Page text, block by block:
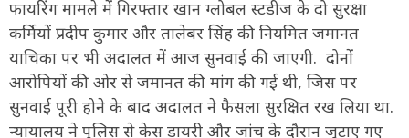
फायरिंग मामले में गिरफ्तार खान ग्लोबल स्टडीज के दो सुरक्षा
कर्मियों प्रदीप कुमार और तालेबर सिंह की नियमित जमानत
याचिका पर भी अदालत में आज सुनवाई की जाएगी. दोनों
आरोपियों की ओर से जमानत की मांग की गई थी, जिस पर
सुनवाई पूरी होने के बाद अदालत ने फैसला सुरक्षित रख लिया था.
न्यायालय ने पुलिस से केस डायरी और जांच के दौरान जुटाए गए